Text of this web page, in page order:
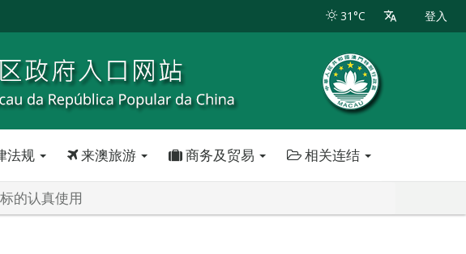
31°C 登入
法规 来澳旅游 商务及贸易 相关连结
的认真使用